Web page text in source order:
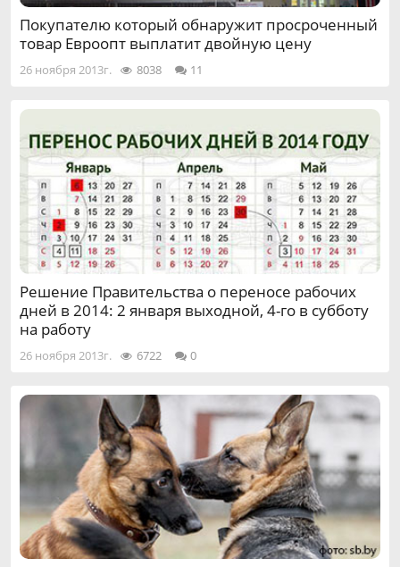
Покупателю который обнаружит просроченный
товар Евроопт выплатит двойную цену
26 ноября 2013г. 8038 11
Решение Правительства о переносе рабочих
дней в 2014: 2 января выходной, 4-го в субботу
на работу
26 ноября 2013г. 6722 0